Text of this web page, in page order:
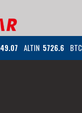
49.07 ALTIN 5726.6 BTC